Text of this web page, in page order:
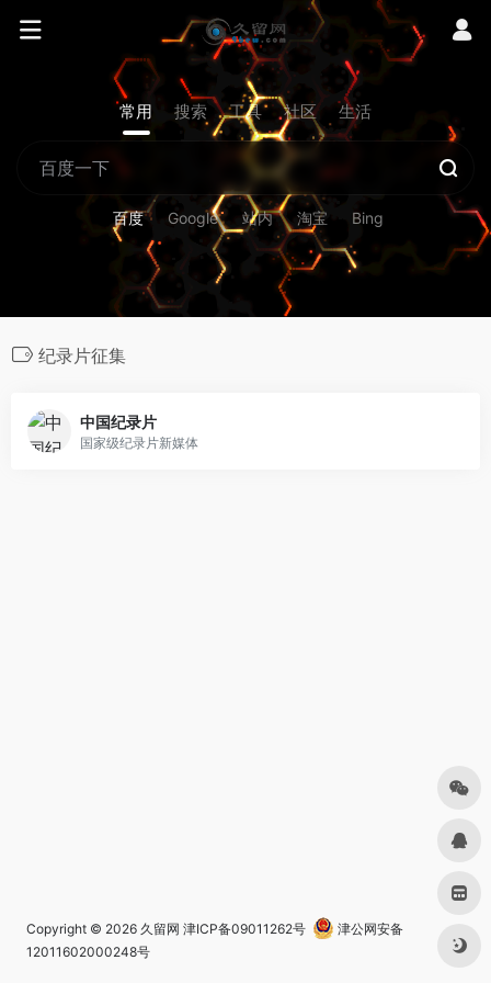
常用 搜索 工具 社区 生活
百度 Google 站内 淘宝 Bing
纪录片征集
中国纪录片
国家级纪录片新媒体
Copyright © 2026 久留网 津ICP备09011262号
津公网安备
12011602000248号